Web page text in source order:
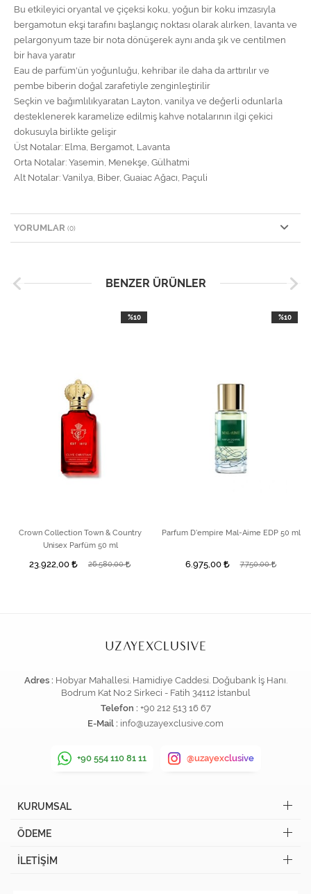
Bu etkileyici oryantal ve çiçeksi koku, yoğun bir koku imzasıyla
bergamotun ekşi tarafını başlangıç noktası olarak alırken, lavanta ve
pelargonyum taze bir nota dönüşerek aynı anda şık ve centilmen
bir hava yaratır
Eau de parfüm'ün yoğunluğu, kehribar ile daha da arttırılır ve
pembe biberin doğal zarafetiyle zenginleştirilir
Seçkin ve bağımlılıkyaratan Layton, vanilya ve değerli odunlarla
desteklenerek karamelize edilmiş kahve notalarının ilgi çekici
dokusuyla birlikte gelişir
Üst Notalar: Elma, Bergamot, Lavanta
Orta Notalar: Yasemin, Menekşe, Gülhatmi
Alt Notalar: Vanilya, Biber, Guaiac Ağacı, Paçuli
YORUMLAR (0)
BENZER ÜRÜNLER
Crown Collection Town & Country
Unisex Parfüm 50 ml
23.922,00 26.580,00
%10
Parfum D'empire Mal-Aime EDP 50 ml
6.975,00 7.750,00
%10
Adres : Hobyar Mahallesi. Hamidiye Caddesi. Doğubank İş Hanı.
Bodrum Kat No:2 Sirkeci - Fatih 34112 İstanbul
Telefon : +90 212 513 16 67
E-Mail : info@uzayexclusive.com
+90 554 110 81 11 @uzayexclusive
KURUMSAL
ÖDEME
İLETİŞİM